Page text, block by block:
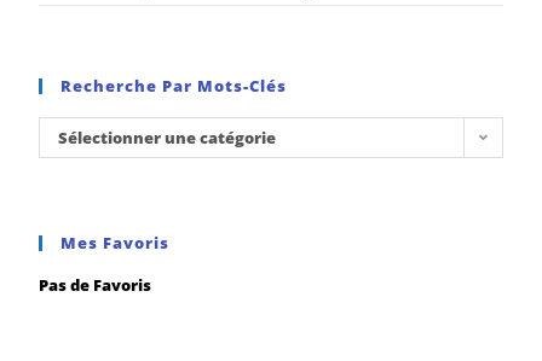
Recherche Par Mots-Clés
Sélectionner une catégorie
Mes Favoris
Pas de Favoris